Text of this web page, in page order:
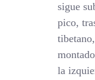
sigue
pico,
la